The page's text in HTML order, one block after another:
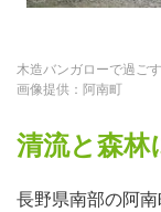
木造バンガローで過ご
画像提供：阿南町
清流と森林
長野県南部の阿